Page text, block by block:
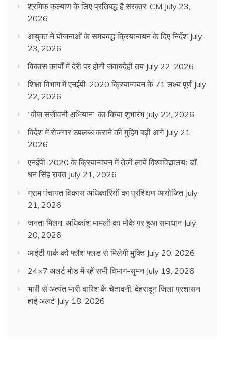
श्रमिक कल्याण के लिए प्रतिबद्ध है सरकार: CM July 23,
2026
आयुक्त ने योजनाओं के समयबद्ध क्रियान्वयन के दिए निर्देश July
23, 2026
विकास कार्यों में देरी पर होगी जवाबदेही तय July 22, 2026
शिक्षा विभाग में एनईपी-2020 क्रियान्वयन के 71 लक्ष्य पूर्ण July
22, 2026
“बीज संजीवनी अभियान” का किया शुभारंभ July 22, 2026
विदेश में रोजगार उपलब्ध कराने की मुहिम बढ़ी आगे July 21,
2026
एनईपी-2020 के क्रियान्वयन में तेजी लायें विश्वविद्यालयः डॉ.
धन सिंह रावत July 21, 2026
ग्राम पंचायत विकास अधिकारियों का प्रशिक्षण आयोजित July
21, 2026
जनता मिलन: अधिकांश मामलों का मौके पर हुआ समाधान July
20, 2026
आईटी पार्क को फ्लैश फ्लड से मिलेगी मुक्ति July 20, 2026
24×7 अलर्ट मोड में रहें सभी विभाग-सुमन July 19, 2026
भारी से अत्यंत भारी बारिश के चेतावनी, देहरादून जिला प्रशासन
हाई अलर्ट July 18, 2026